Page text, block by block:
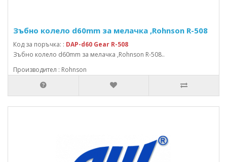
Зъбно колело d60mm за мелачка ,Rohnson R-508
Код за поръчка: : DAP-d60 Gear R-508
Зъбно колело d60mm за мелачка ,Rohnson R-508..
Производител : Rohnson